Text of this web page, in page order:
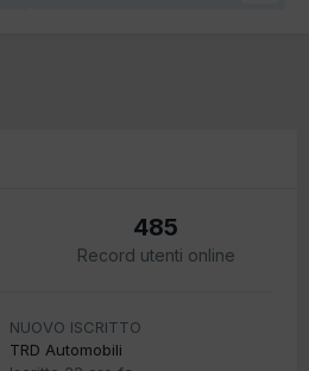
485
Record utenti online
NUOVO ISCRITTO
TRD Automobili